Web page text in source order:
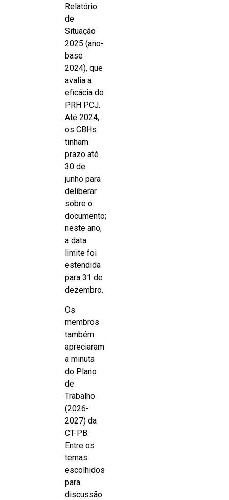
Relatório
de
Situação
2025 (ano-
base
2024), que
avalia a
eficácia do
PRH PCJ.
Até 2024,
os CBHs
tinham
prazo até
30 de
junho para
deliberar
sobre o
documento;
neste ano,
a data
limite foi
estendida
para 31 de
dezembro.
Os
membros
também
apreciaram
a minuta
do Plano
de
Trabalho
(2026-
2027) da
CT-PB.
Entre os
temas
escolhidos
para
discussão